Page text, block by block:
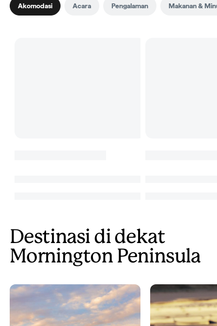
Akomodasi Acara Pengalaman Makanan &
Destinasi di dekat
Mornington Peninsula